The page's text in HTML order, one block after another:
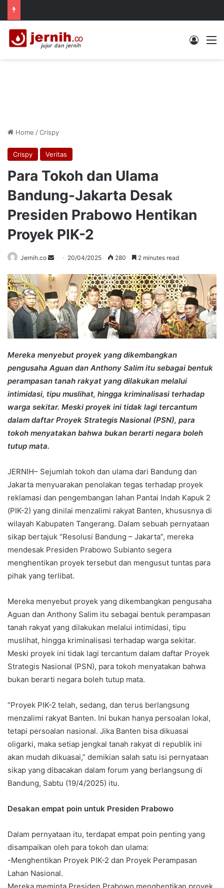
Log In
Home /Crispy
Crispy Veritas
Para Tokoh dan Ulama
Bandung-Jakarta Desak
Presiden Prabowo Hentikan
Proyek PIK-2
Jernih.co
Send
email
20/04/2025 280 2 minutes read
Mereka menyebut proyek yang dikembangkan
pengusaha Aguan dan Anthony Salim itu sebagai bentuk
perampasan tanah rakyat yang dilakukan melalui
intimidasi, tipu muslihat, hingga kriminalisasi terhadap
warga sekitar. Meski proyek ini tidak lagi tercantum
dalam daftar Proyek Strategis Nasional (PSN), para
tokoh menyatakan bahwa bukan berarti negara boleh
tutup mata.
JERNIH– Sejumlah tokoh dan ulama dari Bandung dan
Jakarta menyuarakan penolakan tegas terhadap proyek
reklamasi dan pengembangan lahan Pantai Indah Kapuk 2
(PIK-2) yang dinilai menzalimi rakyat Banten, khususnya di
wilayah Kabupaten Tangerang. Dalam sebuah pernyataan
sikap bertajuk “Resolusi Bandung – Jakarta”, mereka
mendesak Presiden Prabowo Subianto segera
menghentikan proyek tersebut dan mengusut tuntas para
pihak yang terlibat.
Mereka menyebut proyek yang dikembangkan pengusaha
Aguan dan Anthony Salim itu sebagai bentuk perampasan
tanah rakyat yang dilakukan melalui intimidasi, tipu
muslihat, hingga kriminalisasi terhadap warga sekitar.
Meski proyek ini tidak lagi tercantum dalam daftar Proyek
Strategis Nasional (PSN), para tokoh menyatakan bahwa
bukan berarti negara boleh tutup mata.
“Proyek PIK-2 telah, sedang, dan terus berlangsung
menzalimi rakyat Banten. Ini bukan hanya persoalan lokal,
tetapi persoalan nasional. Jika Banten bisa dikuasai
oligarki, maka setiap jengkal tanah rakyat di republik ini
akan mudah dikuasai,” demikian salah satu isi pernyataan
sikap yang dibacakan dalam forum yang berlangsung di
Bandung, Sabtu (19/4/2025) itu.
Desakan empat poin untuk Presiden Prabowo
Dalam pernyataan itu, terdapat empat poin penting yang
disampaikan oleh para tokoh dan ulama:
-Menghentikan Proyek PIK-2 dan Proyek Perampasan
Lahan Nasional.